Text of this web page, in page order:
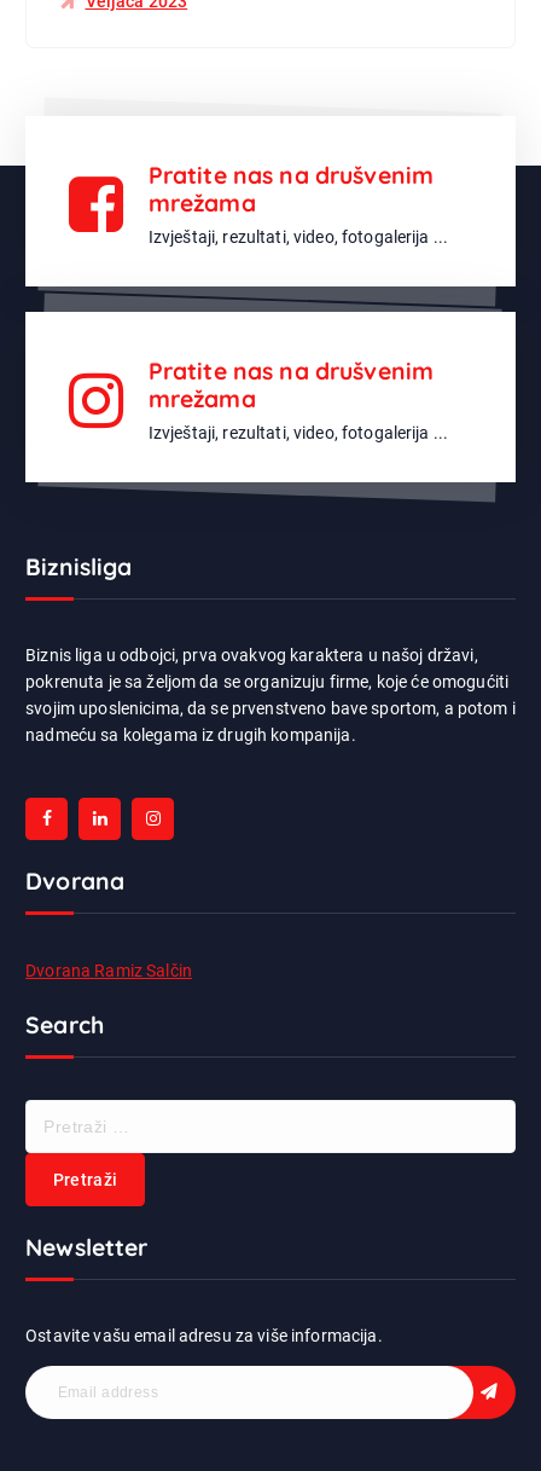
Pratite nas na drušvenim
mrežama
Izvještaji, rezultati, video, fotogalerija ...
Pratite nas na drušvenim
mrežama
Izvještaji, rezultati, video, fotogalerija ...
Biznisliga
Biznis liga u odbojci, prva ovakvog karaktera u našoj državi,
pokrenuta je sa željom da se organizuju firme, koje će omogućiti
svojim uposlenicima, da se prvenstveno bave sportom, a potom i
nadmeću sa kolegama iz drugih kompanija.
Dvorana
Dvorana Ramiz Salčin
Search
a
Newsletter
Ostavite vašu email adresu za više informacija.